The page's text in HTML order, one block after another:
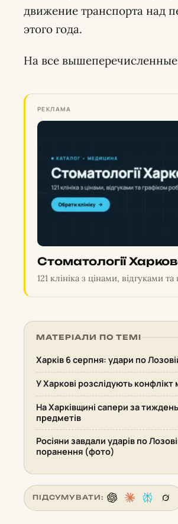
движение транспорта над
этого года.
На все
РЕКЛАМА
Стоматології
121 клініка з цінами, відгуками
МАТЕРІАЛИ ПО ТЕМІ
Харків 6 серпня: удари по
У Харкові розслідують
На Харківщині сапери за
предметів
Росіяни завдали ударів по
поранення (фото)
ПІДСУМУВАТИ: